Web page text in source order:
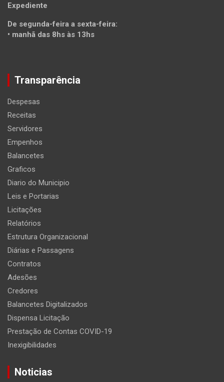
Expediente
De segunda-feira a sexta-feira:
• manhã das 8hs às 13hs
Transparência
Despesas
Receitas
Servidores
Empenhos
Balancetes
Graficos
Diario do Municipio
Leis e Portarias
Licitações
Relatórios
Estrutura Organizacional
Diárias e Passagens
Contratos
Adesões
Credores
Balancetes Digitalizados
Dispensa Licitação
Prestação de Contas COVID-19
Inexigibilidades
Noticias